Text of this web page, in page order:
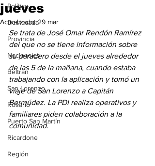
Política
Destacada
Provincia
Nacionales
Beltrán
San Lorenzo
Rosario
Puerto San Martín
Ricardone
Región
jueves
Actualizado:29 mar
Se trata de José Omar Rendón Ramírez
del que no se tiene información sobre
su paradero desde el jueves alrededor
de las 5 de la mañana, cuando estaba
trabajando con la aplicación y tomó un
viaje de San Lorenzo a Capitán
Bermúdez. La PDI realiza operativos y
familiares piden colaboración a la
comunidad.